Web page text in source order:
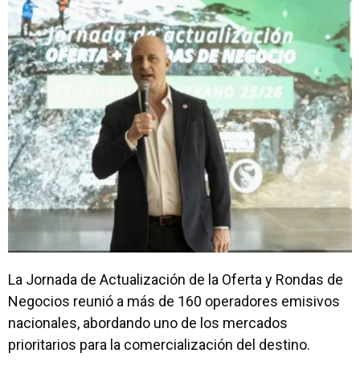
La Jornada de Actualización de la Oferta y Rondas de
Negocios reunió a más de 160 operadores emisivos
nacionales, abordando uno de los mercados
prioritarios para la comercialización del destino.